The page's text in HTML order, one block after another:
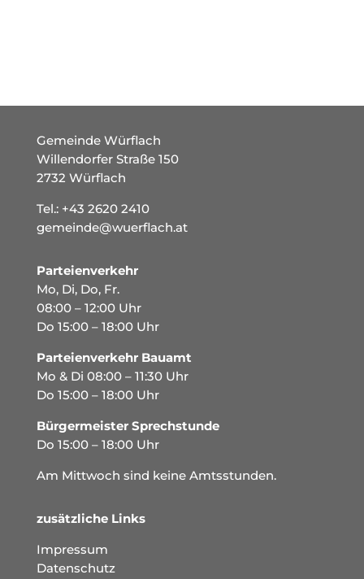
Gemeinde Würflach
Willendorfer Straße 150
2732 Würflach
Tel.: +43 2620 2410
gemeinde@wuerflach.at
Parteienverkehr
Mo, Di, Do, Fr.
08:00 – 12:00 Uhr
Do 15:00 – 18:00 Uhr
Parteienverkehr Bauamt
Mo & Di 08:00 – 11:30 Uhr
Do 15:00 – 18:00 Uhr
Bürgermeister Sprechstunde
Do 15:00 – 18:00 Uhr
Am Mittwoch sind keine Amtsstunden.
zusätzliche Links
Impressum
Datenschutz